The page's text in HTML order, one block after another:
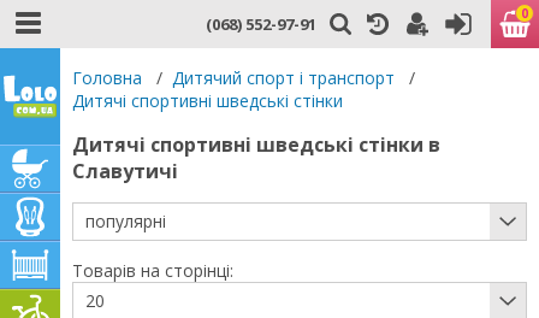
(068) 552-97-91 0
Головна / Дитячий спорт і транспорт
/
Дитячі спортивні шведські стінки
Дитячі спортивні шведські стінки в
Славутичі
популярні
Товарів на сторінці:
20